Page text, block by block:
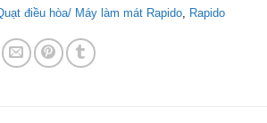
điều hòa/ Máy làm mát Rapido, Rapido